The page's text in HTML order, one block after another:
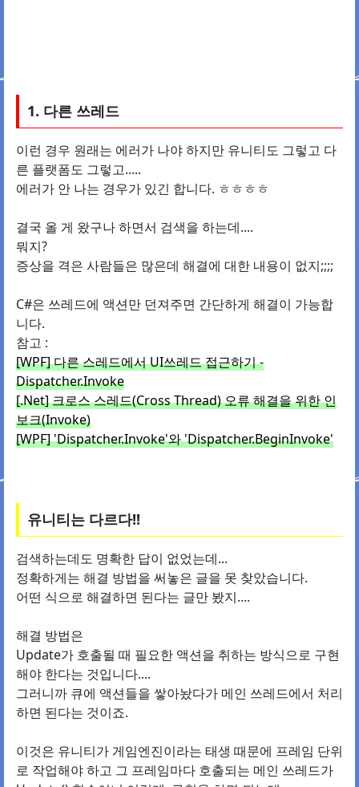
1. 다른 쓰레드
이런 경우 원래는 에러가 나야 하지만 유니티도 그렇고 다
른 플랫폼도 그렇고.....
에러가 안 나는 경우가 있긴 합니다. ㅎㅎㅎㅎ
결국 올 게 왔구나 하면서 검색을 하는데....
뭐지?
증상을 격은 사람들은 많은데 해결에 대한 내용이 없지;;;;
C#은 쓰레드에 액션만 던져주면 간단하게 해결이 가능합
니다.
참고 :
[WPF] 다른 스레드에서 UI쓰레드 접근하기 -
Dispatcher.Invoke
[.Net] 크로스 스레드(Cross Thread) 오류 해결을 위한 인
보크(Invoke)
[WPF] 'Dispatcher.Invoke'와 'Dispatcher.BeginInvoke'
유니티는 다르다!!
검색하는데도 명확한 답이 없었는데...
정확하게는 해결 방법을 써놓은 글을 못 찾았습니다.
어떤 식으로 해결하면 된다는 글만 봤지....
해결 방법은
Update가 호출될 때 필요한 액션을 취하는 방식으로 구현
해야 한다는 것입니다....
그러니까 큐에 액션들을 쌓아놨다가 메인 쓰레드에서 처리
하면 된다는 것이죠.
이것은 유니티가 게임엔진이라는 태생 때문에 프레임 단위
로 작업해야 하고 그 프레임마다 호출되는 메인 쓰레드가